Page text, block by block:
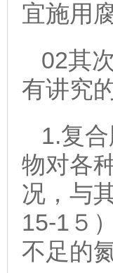
宜施用
02其
有讲究
1.复
物对各
况，与
15-1５
不足的